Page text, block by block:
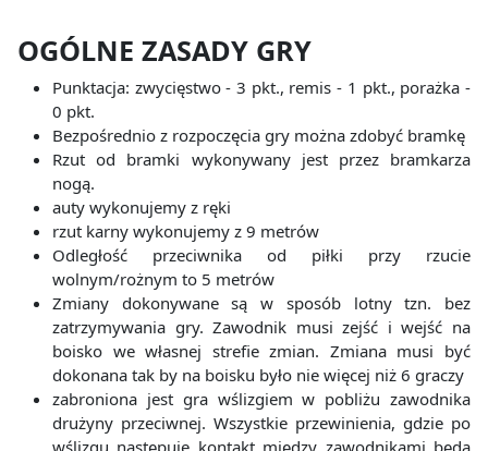
OGÓLNE ZASADY GRY
Punktacja: zwycięstwo - 3 pkt., remis - 1 pkt., porażka -
0 pkt.
Bezpośrednio z rozpoczęcia gry można zdobyć bramkę
Rzut od bramki wykonywany jest przez bramkarza
nogą.
auty wykonujemy z ręki
rzut karny wykonujemy z 9 metrów
Odległość przeciwnika od piłki przy rzucie
wolnym/rożnym to 5 metrów
Zmiany dokonywane są w sposób lotny tzn. bez
zatrzymywania gry. Zawodnik musi zejść i wejść na
boisko we własnej strefie zmian. Zmiana musi być
dokonana tak by na boisku było nie więcej niż 6 graczy
zabroniona jest gra wślizgiem w pobliżu zawodnika
drużyny przeciwnej. Wszystkie przewinienia, gdzie po
wślizgu następuje kontakt między zawodnikami będą